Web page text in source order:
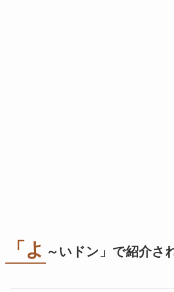
「よ ～いドン」で紹介さ